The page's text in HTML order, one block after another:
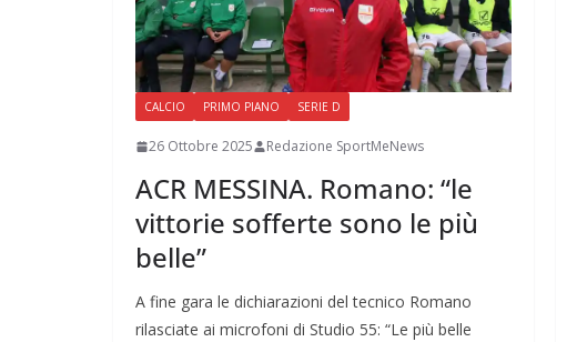
CALCIO PRIMO PIANO SERIE D
26 Ottobre 2025 Redazione SportMeNews
ACR MESSINA. Romano: “le
vittorie sofferte sono le più
belle”
A fine gara le dichiarazioni del tecnico Romano
rilasciate ai microfoni di Studio 55: “Le più belle